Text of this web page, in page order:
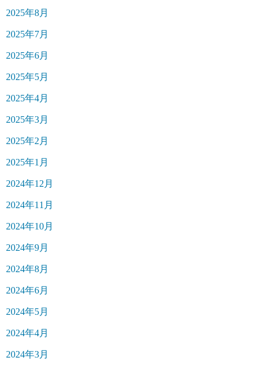
2025年8月
2025年7月
2025年6月
2025年5月
2025年4月
2025年3月
2025年2月
2025年1月
2024年12月
2024年11月
2024年10月
2024年9月
2024年8月
2024年6月
2024年5月
2024年4月
2024年3月